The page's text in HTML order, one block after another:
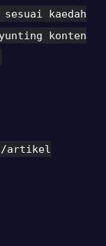
kaedah
konten
artikel